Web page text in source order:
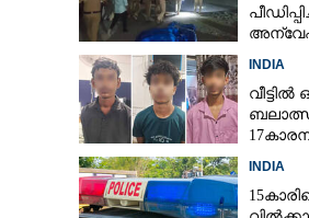
INDIA
വീട്ടിൽ
INDIA